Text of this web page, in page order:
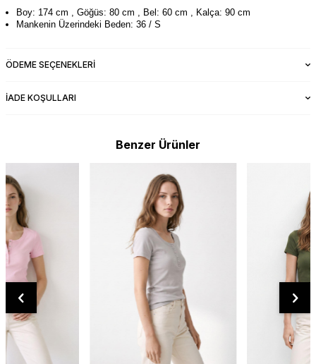
Boy: 174 cm , Göğüs: 80 cm , Bel: 60 cm , Kalça: 90 cm
Mankenin Üzerindeki Beden: 36 / S
ÖDEME SEÇENEKLERI
İADE KOŞULLARI
Benzer Ürünler